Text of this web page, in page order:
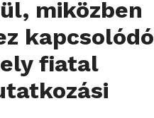
miközben
kapcsolódó
fiatal